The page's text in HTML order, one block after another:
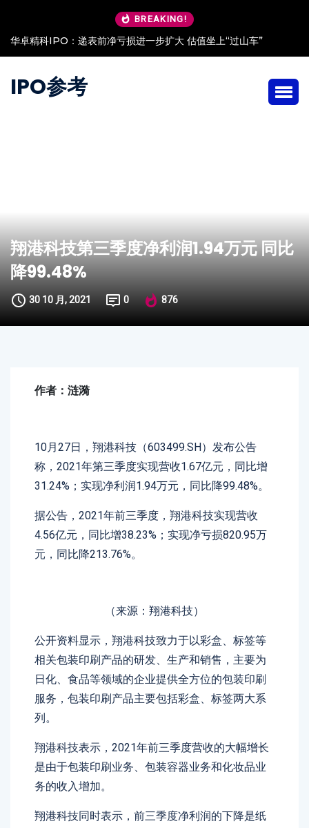
BREAKING!
华卓精科IPO：递表前净亏损进一步扩大 估值坐上“过山车”
IPO参考
翔港科技第三季度净利润1.94万元 同比
降99.48%
30 10 月, 2021 0 876
作者：涟漪
10月27日，翔港科技（603499.SH）发布公告
称，2021年第三季度实现营收1.67亿元，同比增
31.24%；实现净利润1.94万元，同比降99.48%。
据公告，2021年前三季度，翔港科技实现营收
4.56亿元，同比增38.23%；实现净亏损820.95万
元，同比降213.76%。
（来源：翔港科技）
公开资料显示，翔港科技致力于以彩盒、标签等
相关包装印刷产品的研发、生产和销售，主要为
日化、食品等领域的企业提供全方位的包装印刷
服务，包装印刷产品主要包括彩盒、标签两大系
列。
翔港科技表示，2021年前三季度营收的大幅增长
是由于包装印刷业务、包装容器业务和化妆品业
务的收入增加。
翔港科技同时表示，前三季度净利润的下降是纸